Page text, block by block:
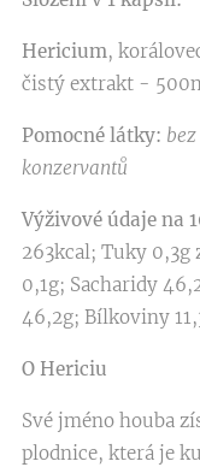
Hericium,
čistý extrakt -
Pomocné látky:
konzervantů
Výživové údaje na
263kcal; Tuky 0,3g
0,1g; Sacharidy
46,2g; Bílkoviny
O Hericiu
Své jméno houba
plodnice, která je